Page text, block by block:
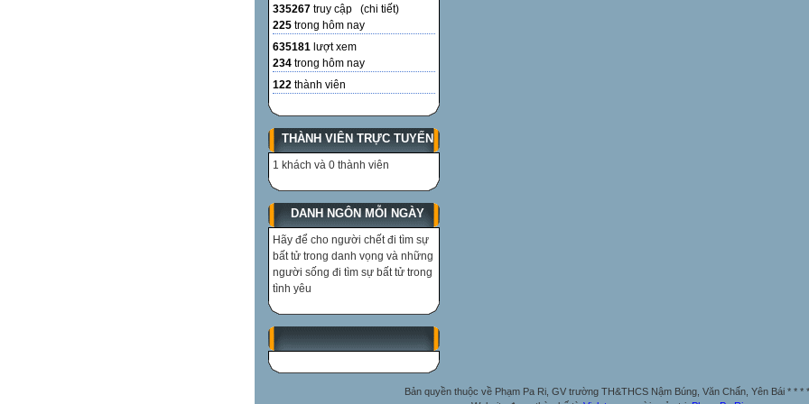
335267 truy cập (chi tiết)
225 trong hôm nay
635181 lượt xem
234 trong hôm nay
122 thành viên
THÀNH VIÊN TRỰC TUYẾN
1 khách và 0 thành viên
DANH NGÔN MỖI NGÀY
Hãy để cho người chết đi tìm sự
bất tử trong danh vọng và những
người sống đi tìm sự bất tử trong
tình yêu
Bản quyền thuộc về Phạm Pa Ri, GV trường TH&THCS Nậm Búng, Văn Chấn, Yên Bái * * * *